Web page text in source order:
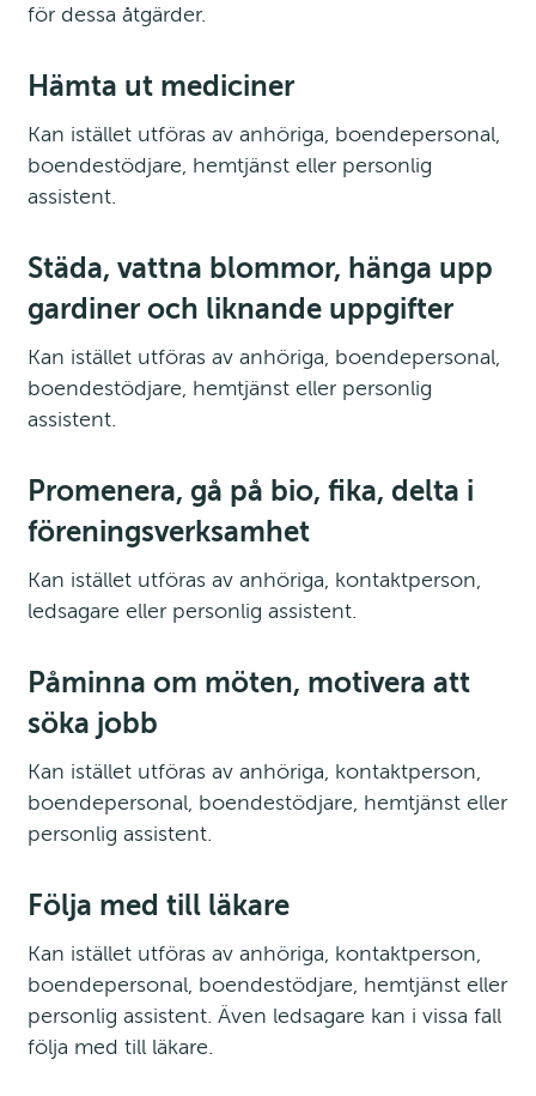
för dessa åtgärder.
Hämta ut mediciner
Kan istället utföras av anhöriga, boendepersonal,
boendestödjare, hemtjänst eller personlig
assistent.
Städa, vattna blommor, hänga upp
gardiner och liknande uppgifter
Kan istället utföras av anhöriga, boendepersonal,
boendestödjare, hemtjänst eller personlig
assistent.
Promenera, gå på bio, fika, delta i
föreningsverksamhet
Kan istället utföras av anhöriga, kontaktperson,
ledsagare eller personlig assistent.
Påminna om möten, motivera att
söka jobb
Kan istället utföras av anhöriga, kontaktperson,
boendepersonal, boendestödjare, hemtjänst eller
personlig assistent.
Följa med till läkare
Kan istället utföras av anhöriga, kontaktperson,
boendepersonal, boendestödjare, hemtjänst eller
personlig assistent. Även ledsagare kan i vissa fall
följa med till läkare.